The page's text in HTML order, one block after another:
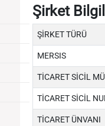
Şirket
ŞİRKET TÜRÜ
MERSIS
TİCARET SİCİL
TİCARET SİCİL
TİCARET ÜNVANI